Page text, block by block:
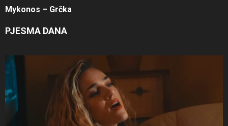
Mykonos – Grčka
PJESMA DANA